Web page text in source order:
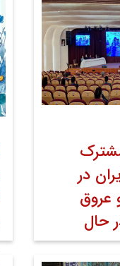
اخبار تصویری
در
عروق
حال